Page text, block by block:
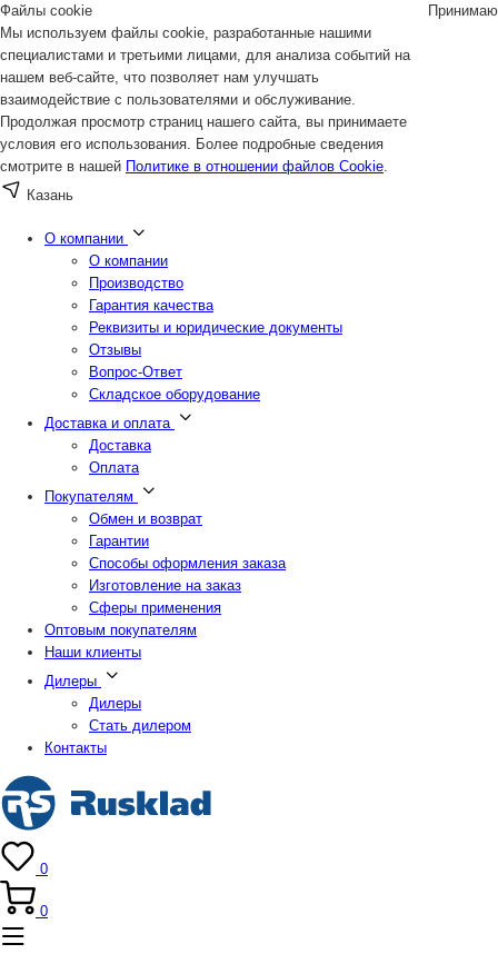
Файлы cookie
Мы используем файлы cookie, разработанные нашими
специалистами и третьими лицами, для анализа событий на
нашем веб-сайте, что позволяет нам улучшать
взаимодействие с пользователями и обслуживание.
Продолжая просмотр страниц нашего сайта, вы принимаете
условия его использования. Более подробные сведения
смотрите в нашей Политике в отношении файлов Cookie.
Принимаю
Казань
О компании
О компании
Производство
Гарантия качества
Реквизиты и юридические документы
Отзывы
Вопрос-Ответ
Складское оборудование
Доставка и оплата
Доставка
Оплата
Покупателям
Обмен и возврат
Гарантии
Способы оформления заказа
Изготовление на заказ
Сферы применения
Оптовым покупателям
Наши клиенты
Дилеры
Дилеры
Стать дилером
Контакты
0
0